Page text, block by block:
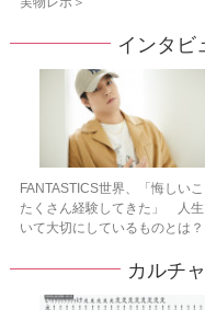
インタ
FANTASTICS世界、「悔しい
たくさん経験してきた」 人生
いて大切にしているものとは？
カルチ